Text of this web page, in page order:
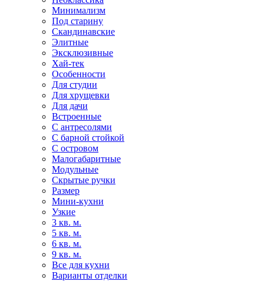
Минимализм
Под старину
Скандинавские
Элитные
Эксклюзивные
Хай-тек
Особенности
Для студии
Для хрущевки
Для дачи
Встроенные
С антресолями
С барной стойкой
С островом
Малогабаритные
Модульные
Скрытые ручки
Размер
Мини-кухни
Узкие
3 кв. м.
5 кв. м.
6 кв. м.
9 кв. м.
Все для кухни
Варианты отделки